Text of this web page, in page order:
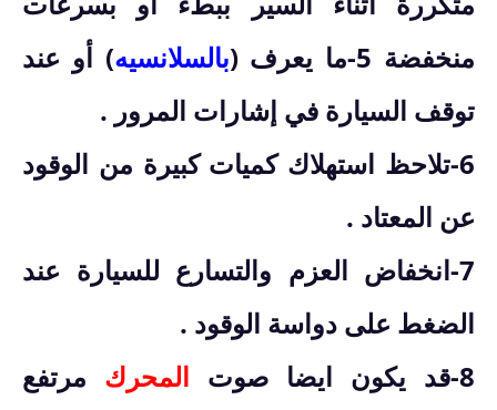
منخفضة 5-ما يعرف (
بالسلانسيه) أو عند
توقف السيارة في إشارات المرور .
6-تلاحظ استهلاك كميات كبيرة من الوقود
عن المعتاد .
7-انخفاض العزم والتسارع للسيارة عند
الضغط على دواسة الوقود .
8-قد يكون ايضا صوت
المحرك مرتفع